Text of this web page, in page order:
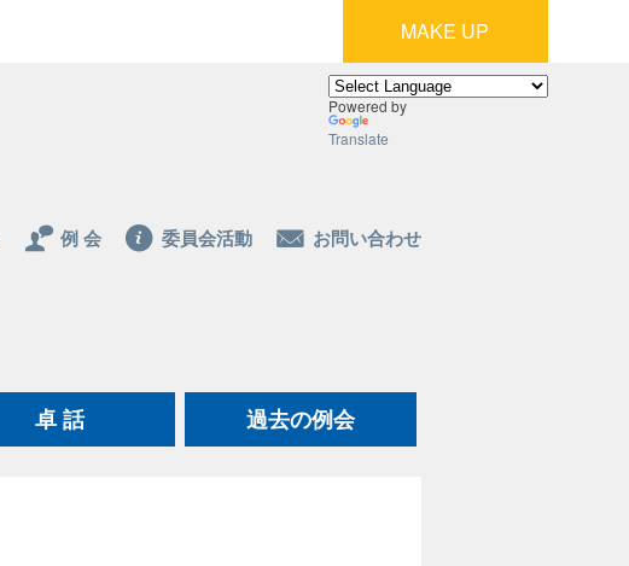
MAKE UP
Powered by
Translate
例 会 委員会活動 お問い合わせ
卓 話 過去の例会